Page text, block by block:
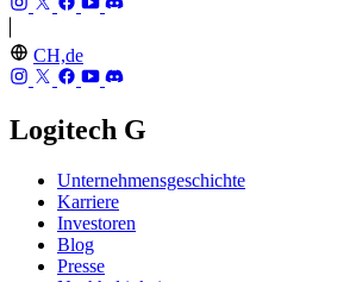
CH,de
Logitech G
Unternehmensgeschichte
Karriere
Investoren
Blog
Presse